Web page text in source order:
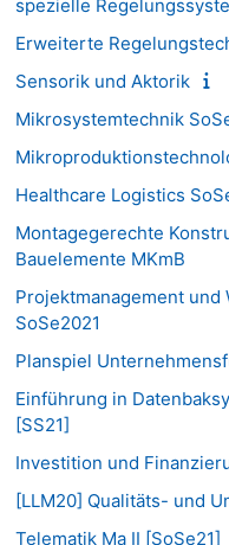
spezielle
Erweiterte
Sensorik und Aktorik
Mikrosystemtechnik
Healthcare Logistics
Montagegerechte
Bauelemente MKmB
Projektmanagement
SoSe2021
Planspiel
Einführung in
[SS21]
Investition und
[LLM20] Qualitäts- und
Telematik Ma II [SoSe21]